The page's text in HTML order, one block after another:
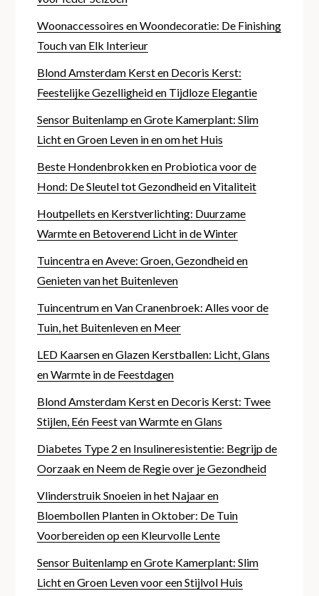
Woonaccessoires en Woondecoratie: De Finishing
Touch van Elk Interieur
Blond Amsterdam Kerst en Decoris Kerst:
Feestelijke Gezelligheid en Tijdloze Elegantie
Sensor Buitenlamp en Grote Kamerplant: Slim
Licht en Groen Leven in en om het Huis
Beste Hondenbrokken en Probiotica voor de
Hond: De Sleutel tot Gezondheid en Vitaliteit
Houtpellets en Kerstverlichting: Duurzame
Warmte en Betoverend Licht in de Winter
Tuincentra en Aveve: Groen, Gezondheid en
Genieten van het Buitenleven
Tuincentrum en Van Cranenbroek: Alles voor de
Tuin, het Buitenleven en Meer
LED Kaarsen en Glazen Kerstballen: Licht, Glans
en Warmte in de Feestdagen
Blond Amsterdam Kerst en Decoris Kerst: Twee
Stijlen, Eén Feest van Warmte en Glans
Diabetes Type 2 en Insulineresistentie: Begrijp de
Oorzaak en Neem de Regie over je Gezondheid
Vlinderstruik Snoeien in het Najaar en
Bloembollen Planten in Oktober: De Tuin
Voorbereiden op een Kleurvolle Lente
Sensor Buitenlamp en Grote Kamerplant: Slim
Licht en Groen Leven voor een Stijlvol Huis